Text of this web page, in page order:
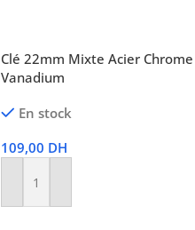
Clé 22mm Mixte Acier Chrome
Vanadium
En stock
109,00 DH
Ajouter Au Panier